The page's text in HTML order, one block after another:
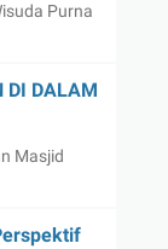
Purna
DI DALAM
Masjid